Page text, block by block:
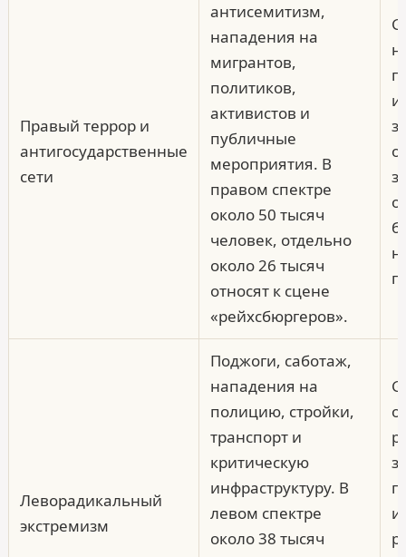
Правый террор и
антигосударственные
сети
антисемитизм,
нападения на
мигрантов,
политиков,
активистов и
публичные
мероприятия. В
правом спектре
около 50 тысяч
человек, отдельно
около 26 тысяч
относят к сцене
«рейхсбюргеров».
Леворадикальный
экстремизм
Поджоги, саботаж,
нападения на
полицию, стройки,
транспорт и
критическую
инфраструктуру. В
левом спектре
около 38 тысяч